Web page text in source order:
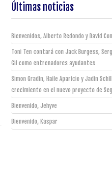
Últimas noticias
Bienvenidos, Alberto Redondo y David
Toni Ten contará con Jack Burgess,
Gil como entrenadores ayudantes
Simon Gradin, Haile Aparicio y Jadin
crecimiento en el nuevo proyecto de
Bienvenido, Jehyve
Bienvenido, Kaspar